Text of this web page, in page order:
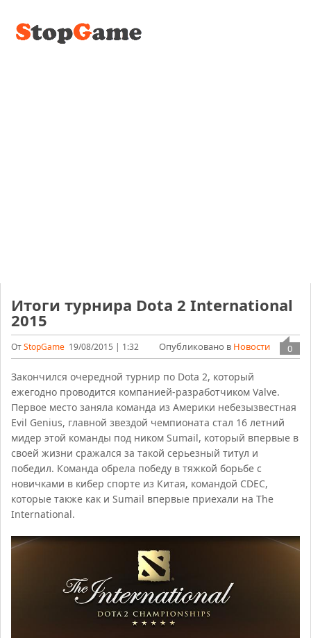
Итоги турнира Dota 2 International
2015
ОтStopGame 19/08/2015 | 1:32 0
Опубликовано в Новости
Закончился очередной турнир по Dota 2, который
ежегодно проводится компанией-разработчиком Valve.
Первое место заняла команда из Америки небезызвестная
Evil Genius, главной звездой чемпионата стал 16 летний
мидер этой команды под ником Sumail, который впервые в
своей жизни сражался за такой серьезный титул и
победил. Команда обрела победу в тяжкой борьбе с
новичками в кибер спорте из Китая, командой CDEC,
которые также как и Sumail впервые приехали на The
International.